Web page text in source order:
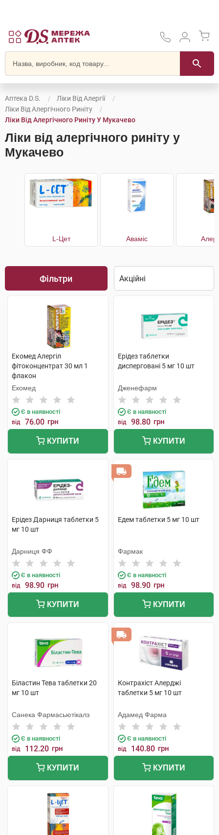
Аптека D.S.
Ліки Від Алергії
Ліки Від Алергічного Риніту
Ліки Від Алергічного Риніту У Мукачево
Ліки від алергічного риніту у
Мукачево
L-Цет Аваміс
Фільтри
Екомед Алергіл
фітоконцентрат 30 мл 1
флакон
Екомед
Є в наявності
від 76.00 грн
КУПИТИ
Ерідез таблетки
дисперговані 5 мг 10 шт
Дженефарм
Є в наявності
від 98.80 грн
КУПИТИ
Ерідез Дарниця таблетки 5
мг 10 шт
Дарниця ФФ
Є в наявності
від 98.90 грн
КУПИТИ
Едем таблетки 5 мг 10 шт
Фармак
Є в наявності
від 98.90 грн
КУПИТИ
Біластин Тева таблетки 20
мг 10 шт
Санека Фармасьютікалз
Є в наявності
від 112.20 грн
КУПИТИ
Контрахіст Алерджі
таблетки 5 мг 10 шт
Адамед Фарма
Є в наявності
від 140.80 грн
КУПИТИ